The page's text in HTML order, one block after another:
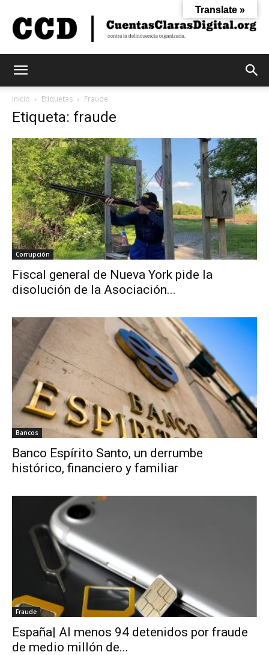
Digital
Inicio Etiquetas Fraude
Etiqueta: fraude
Corrupción
Fiscal general de Nueva York pide la
disolución de la Asociación...
Bancos
Banco Espírito Santo, un derrumbe
histórico, financiero y familiar
Fraude
España| Al menos 94 detenidos por fraude
de medio millón de...
Translate »